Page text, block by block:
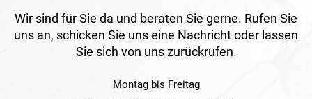
Wir sind für Sie da und beraten Sie gerne. Rufen Sie
uns an, schicken Sie uns eine Nachricht oder lassen
Sie sich von uns zurückrufen.
Montag bis Freitag